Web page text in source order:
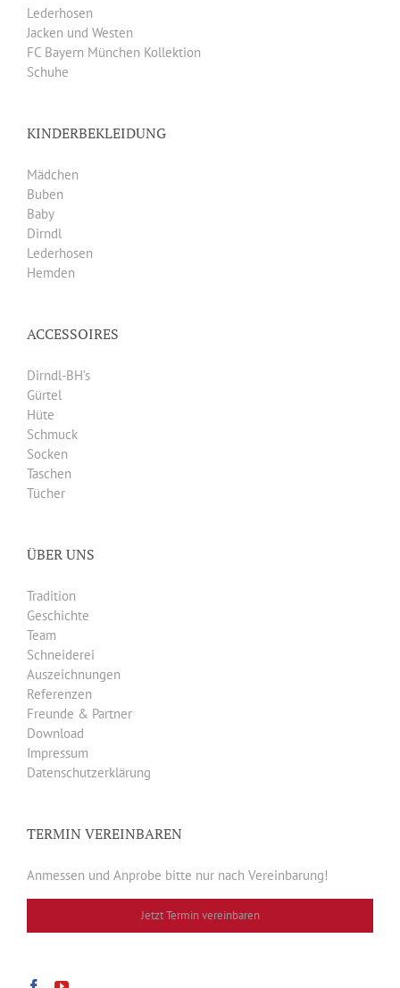
Lederhosen
Jacken und Westen
FC Bayern München Kollektion
Schuhe
KINDERBEKLEIDUNG
Mädchen
Buben
Baby
Dirndl
Lederhosen
Hemden
ACCESSOIRES
Dirndl-BH’s
Gürtel
Hüte
Schmuck
Socken
Taschen
Tücher
ÜBER UNS
Tradition
Geschichte
Team
Schneiderei
Auszeichnungen
Referenzen
Freunde & Partner
Download
Impressum
Datenschutzerklärung
TERMIN VEREINBAREN
Anmessen und Anprobe bitte nur nach Vereinbarung!
Jetzt Termin vereinbaren